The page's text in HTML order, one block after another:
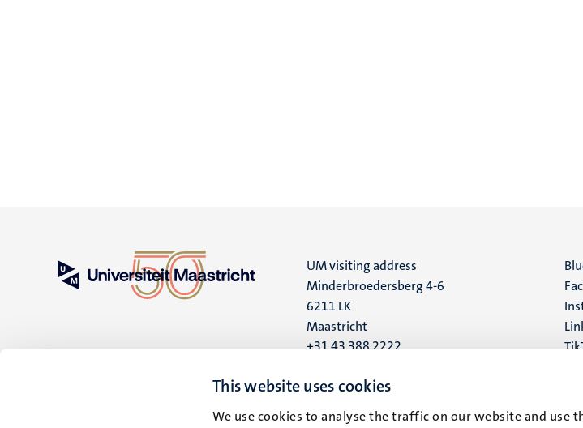
This website uses cookies
We use cookies to analyse the traffic on our website and use
UM visiting address
Minderbroedersberg 4-6
6211 LK
Maastricht
+31 43 388 2222
UM postal address
6200 MD